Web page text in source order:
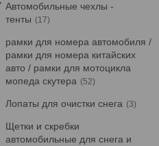
Автомобильные чехлы -
тенты
17
рамки для номера автомобиля /
рамки для номера китайских
авто / рамки для мотоцикла
мопеда скутера
52
Лопаты для очистки снега 3
Щетки и скребки
автомобильные для снега и